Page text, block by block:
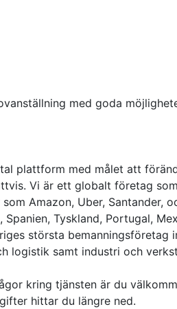
med goda
plattform med målet att
Vi är ett globalt företag
Amazon, Uber, Santander,
Tyskland, Portugal,
största bemanningsföretag
logistik samt industri och
kring tjänsten är du
hittar du längre ned.